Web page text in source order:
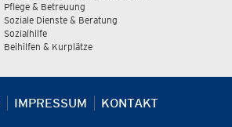
Pflege & Betreuung
Soziale Dienste & Beratung
Sozialhilfe
Beihilfen & Kurplätze
IMPRESSUM KONTAKT